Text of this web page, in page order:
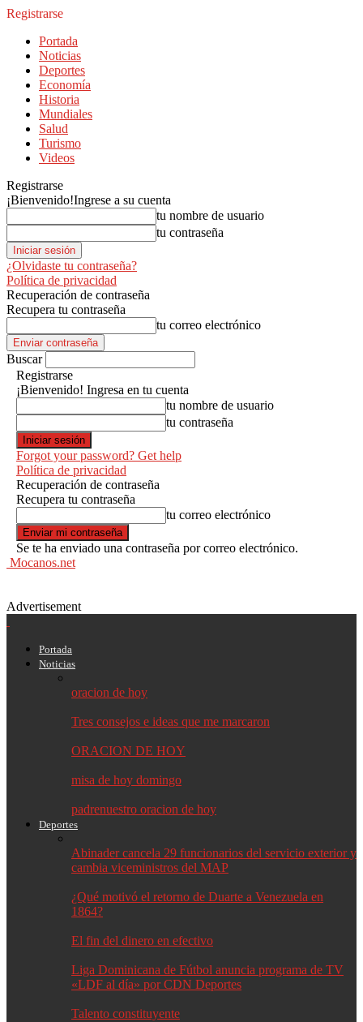
Registrarse
Portada
Noticias
Deportes
Economía
Historia
Mundiales
Salud
Turismo
Videos
Registrarse
¡Bienvenido!Ingrese a su cuenta
tu nombre de usuario
tu contraseña
¿Olvidaste tu contraseña?
Política de privacidad
Recuperación de contraseña
Recupera tu contraseña
tu correo electrónico
Buscar
Registrarse
¡Bienvenido! Ingresa en tu cuenta
tu nombre de usuario
tu contraseña
Forgot your password? Get help
Política de privacidad
Recuperación de contraseña
Recupera tu contraseña
tu correo electrónico
Se te ha enviado una contraseña por correo electrónico.
Mocanos.net
Advertisement
Portada
Noticias
oracion de hoy
Tres consejos e ideas que me marcaron
ORACION DE HOY
misa de hoy domingo
padrenuestro oracion de hoy
Deportes
Abinader cancela 29 funcionarios del servicio exterior y
cambia viceministros del MAP
¿Qué motivó el retorno de Duarte a Venezuela en
1864?
El fin del dinero en efectivo
Liga Dominicana de Fútbol anuncia programa de TV
«LDF al día» por CDN Deportes
Talento constituyente